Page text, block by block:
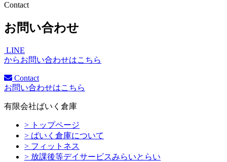
Contact
お問い合わせ
LINE
からお問い合わせはこちら
Contact
お問い合わせはこちら
有限会社ばいく倉庫
> トップページ
> ばいく倉庫について
> フィットネス
> 放課後等デイサービスみらいとらい